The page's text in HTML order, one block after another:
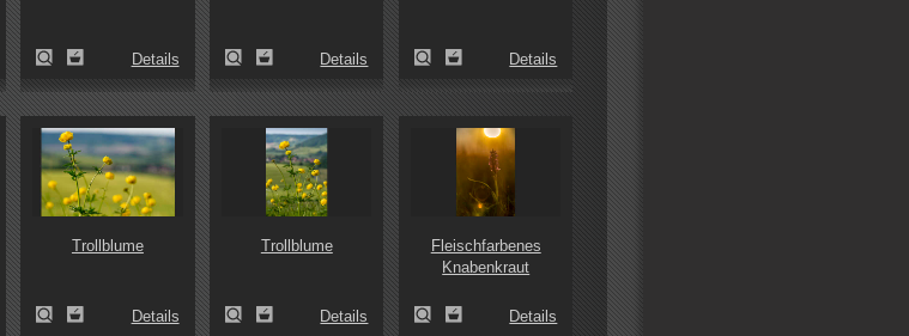
Details Details Details
Trollblume
Details
Trollblume
Details
Fleischfarbenes
Knabenkraut
Details